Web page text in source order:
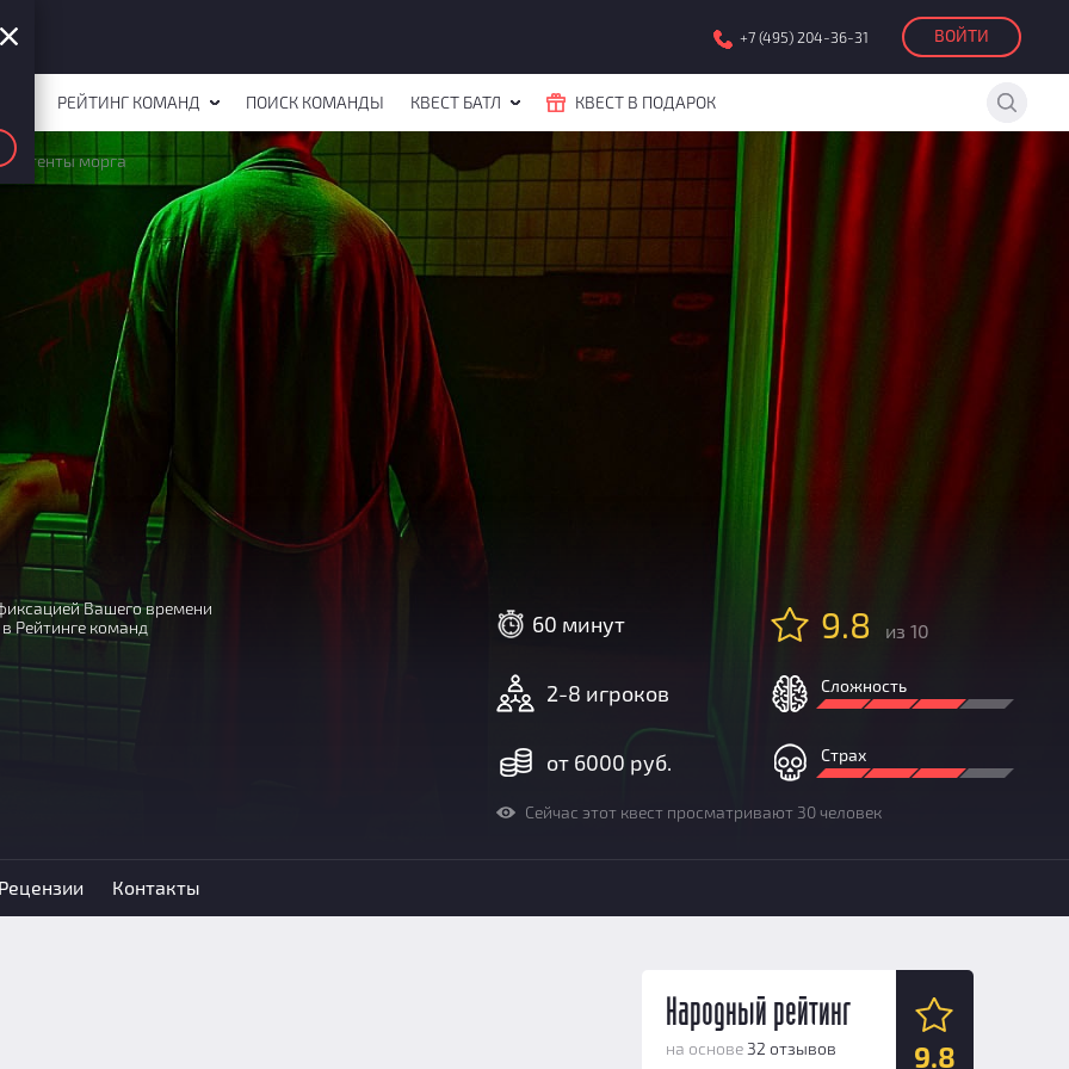
+7 (495) 204-36-31 ВОЙТИ
РЕЙТИНГ КОМАНД ПОИСК КОМАНДЫ КВЕСТ БАТЛ КВЕСТ В ПОДАРОК
морга
Вашего времени
Рейтинге команд
60 минут
2-8 игроков
от 6000 руб.
9.8 из 10
Сложность
Страх
Сейчас этот квест просматривают 30 человек
Рецензии Контакты
Народный рейтинг
на основе 32 отзывов 9.8